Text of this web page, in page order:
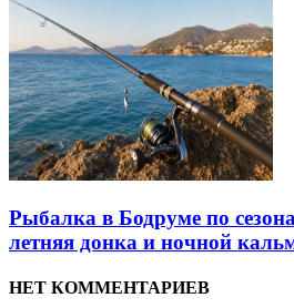
Рыбалка в Бодруме по
летняя донка и ночной
НЕТ КОММЕНТАРИЕВ